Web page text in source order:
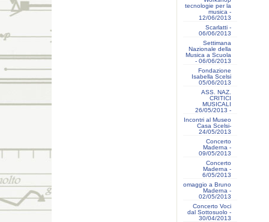
tecnologie per la
musica -
12/06/2013
Scarlatti -
06/06/2013
Settimana
Nazionale della
Musica a Scuola
- 06/06/2013
Fondazione
Isabella Scelsi
05/06/2013
ASS. NAZ.
CRITICI
MUSICALI
26/05/2013 -
Incontri al Museo
Casa Scelsi-
24/05/2013
Concerto
Maderna -
09/05/2013
Concerto
Maderna -
6/05/2013
omaggio a Bruno
Maderna -
02/05/2013
Concerto Voci
dal Sottosuolo -
30/04/2013